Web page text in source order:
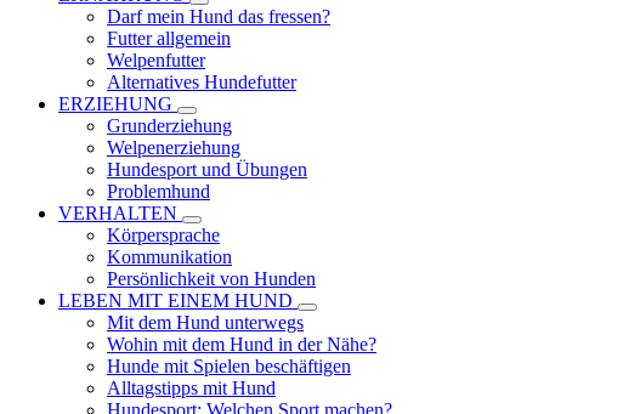
Darf mein Hund das fressen?
Futter allgemein
Welpenfutter
Alternatives Hundefutter
ERZIEHUNG
Grunderziehung
Welpenerziehung
Hundesport und Übungen
Problemhund
VERHALTEN
Körpersprache
Kommunikation
Persönlichkeit von Hunden
LEBEN MIT EINEM HUND
Mit dem Hund unterwegs
Wohin mit dem Hund in der Nähe?
Hunde mit Spielen beschäftigen
Alltagstipps mit Hund
Hundesport: Welchen Sport machen?